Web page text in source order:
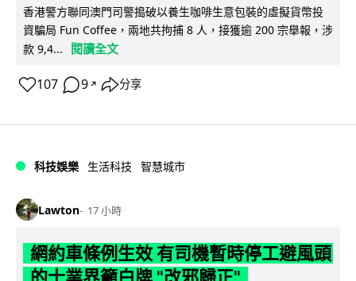
香港警方聯同澳門司警搗破以養生咖啡生意包裝的虛擬貨幣投
資騙局 Fun Coffee，兩地共拘捕 8 人，接獲逾 200 宗舉報，涉
款 9,4...
閱讀全文
107 9 ↗ 分享
科技娛樂 生活科技 智慧城市
Lawton 17 小時
網約車條例生效 有司機暫時停工避風頭